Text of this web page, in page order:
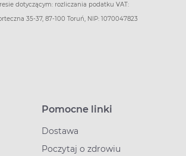
dotyczącym: rozliczania podatku VAT:
35-37, 87-100 Toruń, NIP: 1070047823
Pomocne linki
Dostawa
Poczytaj o zdrowiu